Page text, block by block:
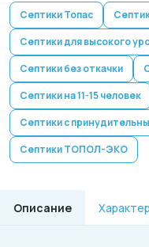
Септики Топас
Септики для высокого
Септики без откачки
Септики на 11-15 человек
Септики с
Септики ТОПОЛ-ЭКО
Описание